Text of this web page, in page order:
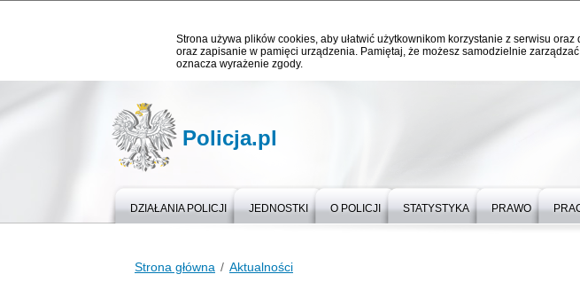
Strona używa plików cookies, aby ułatwić użytkownikom korzystanie z serwisu
oraz zapisanie w pamięci urządzenia. Pamiętaj, że możesz samodzielnie
oznacza wyrażenie zgody.
Policja.pl
DZIAŁANIA POLICJI JEDNOSTKI O POLICJI STATYSTYKA PRAWO
Strona główna Aktualności